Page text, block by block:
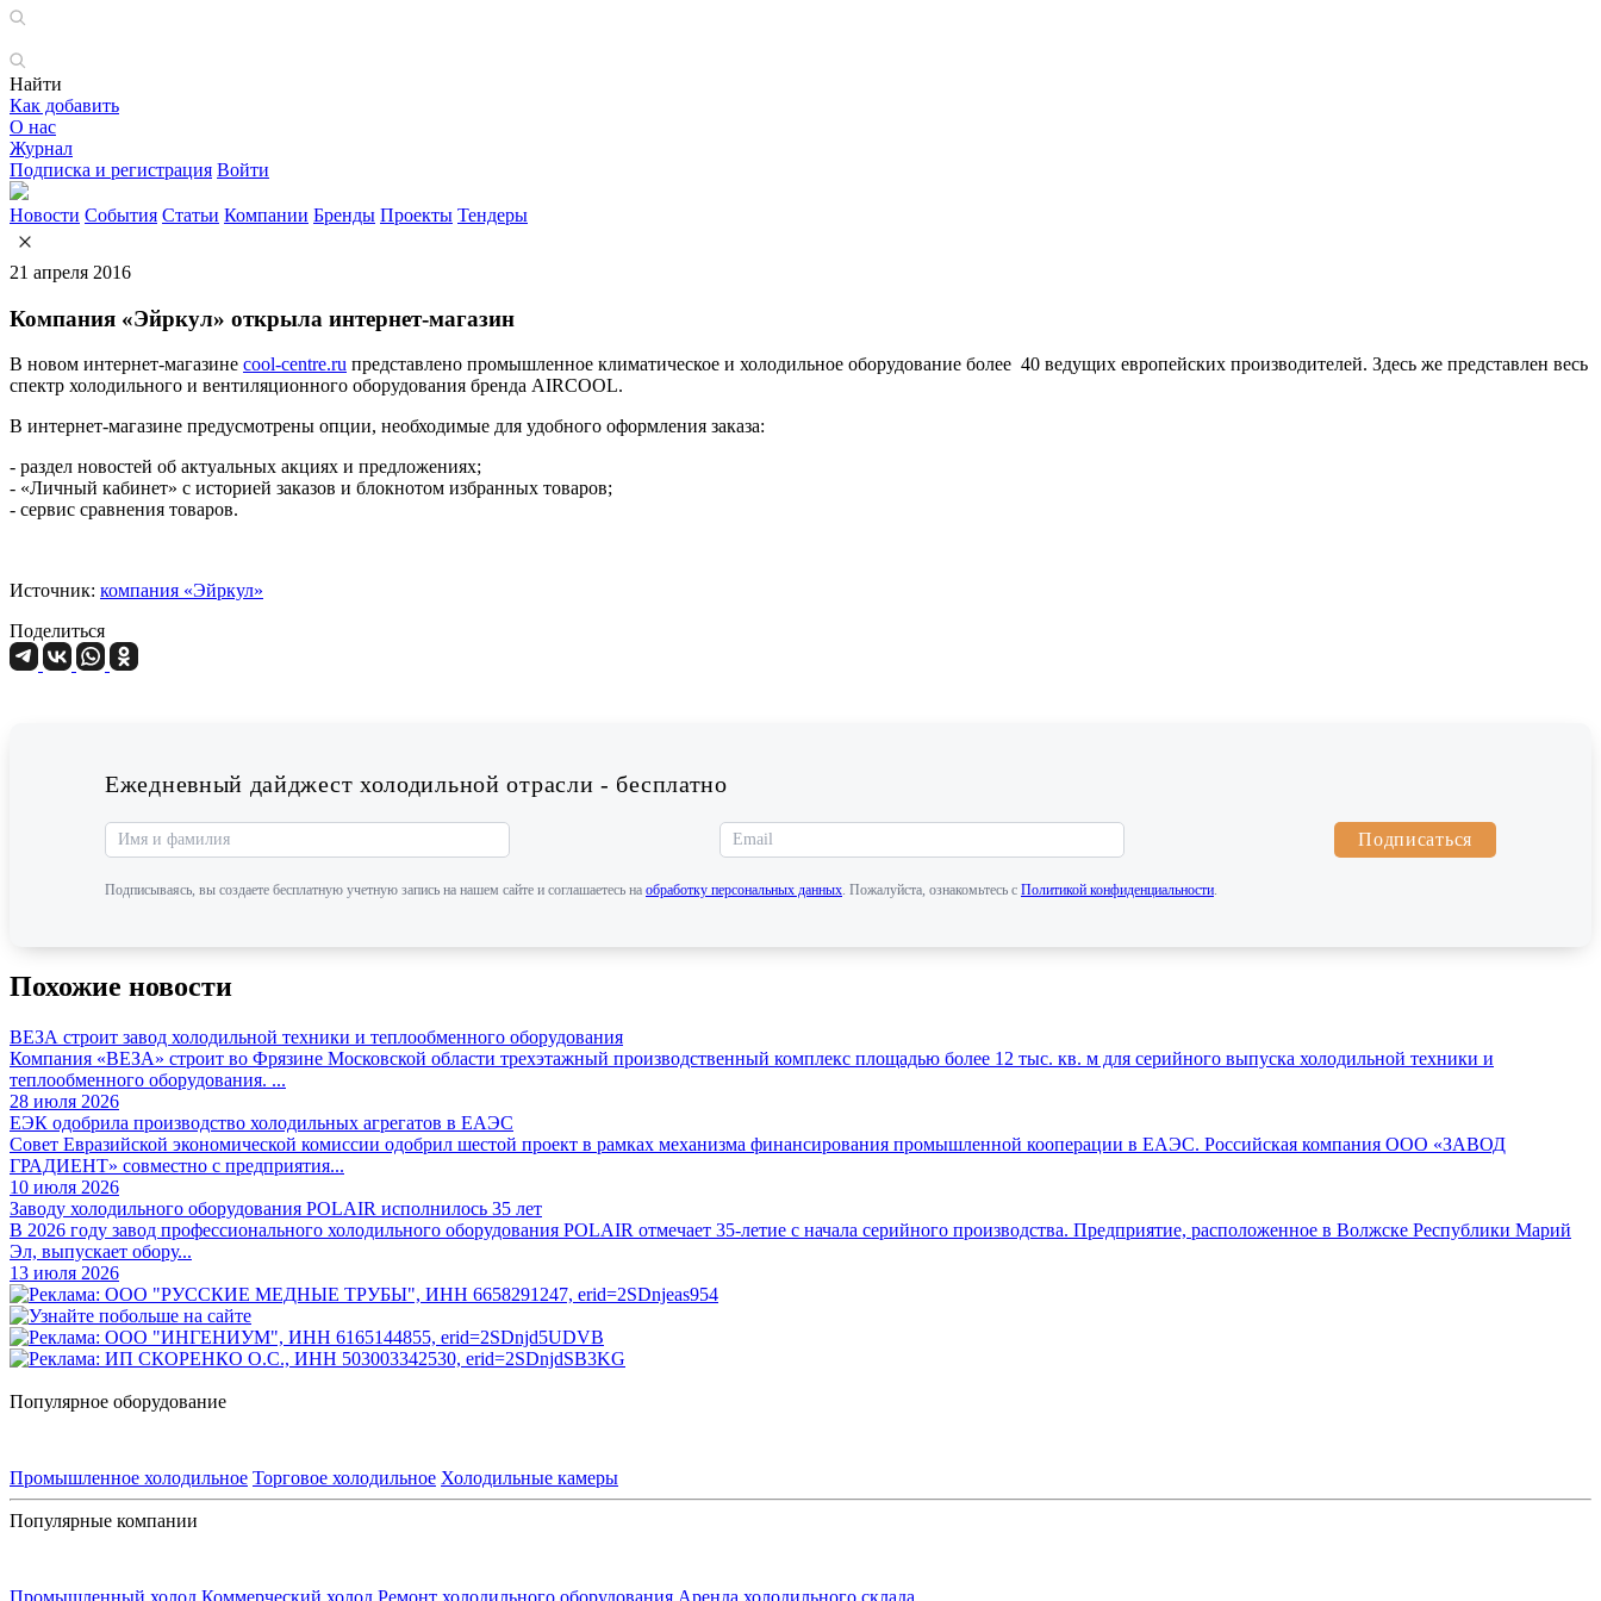
Найти
Как добавить
О нас
Журнал
Подписка и регистрация Войти
Новости События Статьи Компании Бренды Проекты Тендеры
21 апреля 2016
Компания «Эйркул» открыла интернет-магазин
В новом интернет-магазине cool-centre.ru
спектр холодильного и вентиляционного оборудования бренда AIRCOOL.
В интернет-магазине предусмотрены опции, необходимые для удобного оформления заказа:
- раздел новостей об актуальных акциях и предложениях;
- «Личный кабинет» с историей заказов и блокнотом избранных товаров;
- сервис сравнения товаров.
Источник: компания «Эйркул»
Поделиться
Ежедневный дайджест холодильной отрасли - бесплатно
Подписаться
Подписываясь, вы создаете бесплатную учетную запись на нашем сайте и соглашаетесь на обработку персональных данных. Пожалуйста, ознакомьтесь с Политикой конфиденциальности.
Похожие новости
ВЕЗА строит завод холодильной техники и теплообменного оборудования
Компания «ВЕЗА» строит во Фрязине Московской области трехэтажный производственный комплекс площадью более 12 тыс. кв. м для серийного выпуска холодильной техники и
теплообменного оборудования. ...
28 июля 2026
ЕЭК одобрила производство холодильных агрегатов в ЕАЭС
Совет Евразийской экономической комиссии одобрил шестой проект в рамках механизма финансирования промышленной кооперации в ЕАЭС. Российская компания ООО «ЗАВОД
ГРАДИЕНТ» совместно с предприятия...
10 июля 2026
Заводу холодильного оборудования POLAIR исполнилось 35 лет
В 2026 году завод профессионального холодильного оборудования POLAIR отмечает 35-летие с начала серийного производства. Предприятие, расположенное в Волжске Республики Марий
Эл, выпускает обору...
13 июля 2026
Популярное оборудование
Промышленное холодильное Торговое холодильное Холодильные камеры
Популярные компании